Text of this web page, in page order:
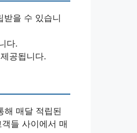
받을 수 있습니
다.
공됩니다.
해 매달 적립된
들 사이에서 매